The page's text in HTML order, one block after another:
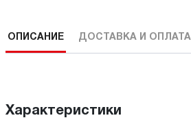
ОПИСАНИЕ ДОСТАВКА И ОПЛАТА
Характеристики